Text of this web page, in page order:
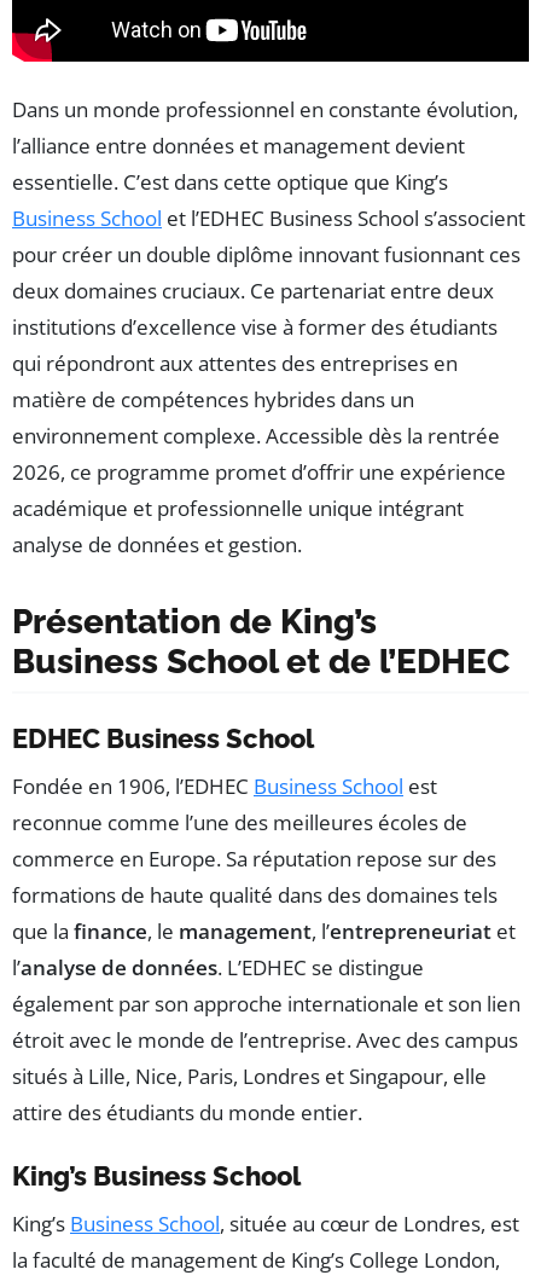
Dans un monde professionnel en constante évolution,
l’alliance entre données et management devient
essentielle. C’est dans cette optique que King’s
Business School et l’EDHEC Business School s’associent
pour créer un double diplôme innovant fusionnant ces
deux domaines cruciaux. Ce partenariat entre deux
institutions d’excellence vise à former des étudiants
qui répondront aux attentes des entreprises en
matière de compétences hybrides dans un
environnement complexe. Accessible dès la rentrée
2026, ce programme promet d’offrir une expérience
académique et professionnelle unique intégrant
analyse de données et gestion.
Présentation de King’s
Business School et de l’EDHEC
EDHEC Business School
Fondée en 1906, l’EDHEC Business School est
reconnue comme l’une des meilleures écoles de
commerce en Europe. Sa réputation repose sur des
formations de haute qualité dans des domaines tels
que la finance, le management, l’entrepreneuriat et
l’analyse de données. L’EDHEC se distingue
également par son approche internationale et son lien
étroit avec le monde de l’entreprise. Avec des campus
situés à Lille, Nice, Paris, Londres et Singapour, elle
attire des étudiants du monde entier.
King’s Business School
King’s Business School, située au cœur de Londres, est
la faculté de management de King’s College London,